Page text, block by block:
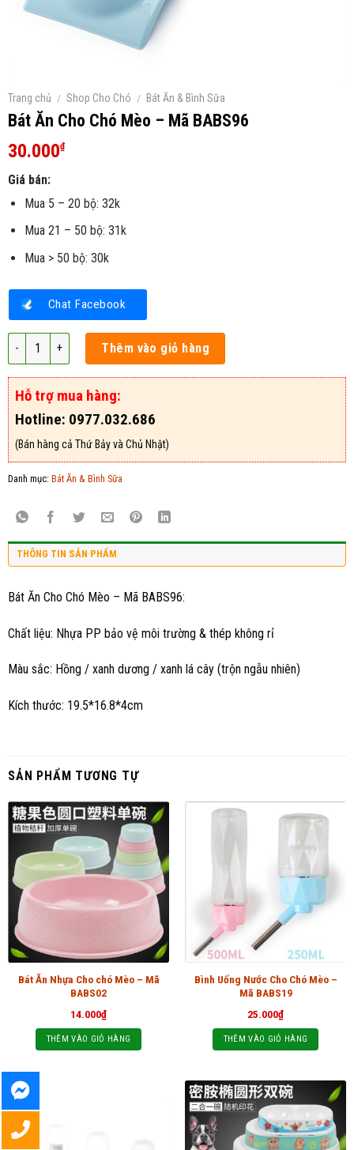
Trang chủ / Shop Cho Chó / Bát Ăn & Bình Sữa
Bát Ăn Cho Chó Mèo – Mã BABS96
30.000₫
Giá bán:
Mua 5 – 20 bộ: 32k
Mua 21 – 50 bộ: 31k
Mua > 50 bộ: 30k
Chat Facebook
Bát Ăn Cho Chó Mèo – Mã BABS96 số lượng
Thêm vào giỏ hàng
Hỗ trợ mua hàng:
Hotline: 0977.032.686
(Bán hàng cả Thứ Bảy và Chủ Nhật)
Danh mục: Bát Ăn & Bình Sữa
THÔNG TIN SẢN PHẨM
Bát Ăn Cho Chó Mèo – Mã BABS96:
Chất liệu: Nhựa PP bảo vệ môi trường & thép không rỉ
Màu sắc: Hồng / xanh dương / xanh lá cây (trộn ngẫu nhiên)
Kích thước: 19.5*16.8*4cm
SẢN PHẨM TƯƠNG TỰ
Bát Ăn Nhựa Cho chó Mèo – Mã
BABS02
14.000₫
THÊM VÀO GIỎ HÀNG
Bình Uống Nước Cho Chó Mèo –
Mã BABS19
25.000₫
THÊM VÀO GIỎ HÀNG